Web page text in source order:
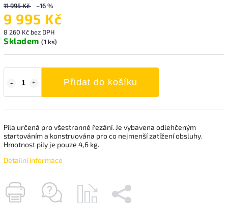
11 995 Kč –16 %
9 995 Kč
8 260 Kč bez DPH
Skladem (1 ks)
Přidat do košíku
Pila určená pro všestranné řezání. Je vybavena odlehčeným
startováním a konstruována pro co nejmenší zatížení obsluhy.
Hmotnost pily je pouze 4,6 kg.
Detailní informace